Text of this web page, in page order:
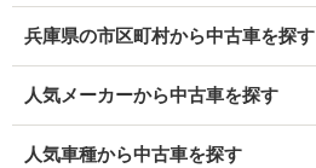
兵庫県の市区町村から中古車を探す
人気メーカーから中古車を探す
人気車種から中古車を探す